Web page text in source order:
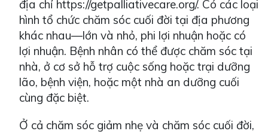
địa chỉ https://getpalliativecare.org/. Có các loại
hình tổ chức chăm sóc cuối đời tại địa phương
khác nhau—lớn và nhỏ, phi lợi nhuận hoặc có
lợi nhuận. Bệnh nhân có thể được chăm sóc tại
nhà, ở cơ sở hỗ trợ cuộc sống hoặc trại dưỡng
lão, bệnh viện, hoặc một nhà an dưỡng cuối
cùng đặc biệt.
Ở cả chăm sóc giảm nhẹ và chăm sóc cuối đời,